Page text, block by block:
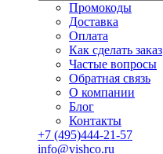
Промокоды
Доставка
Оплата
Как сделать заказ
Частые вопросы
Обратная связь
О компании
Блог
Контакты
+7 (495)444-21-57
info@vishco.ru